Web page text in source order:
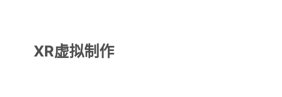
XR虚拟制作